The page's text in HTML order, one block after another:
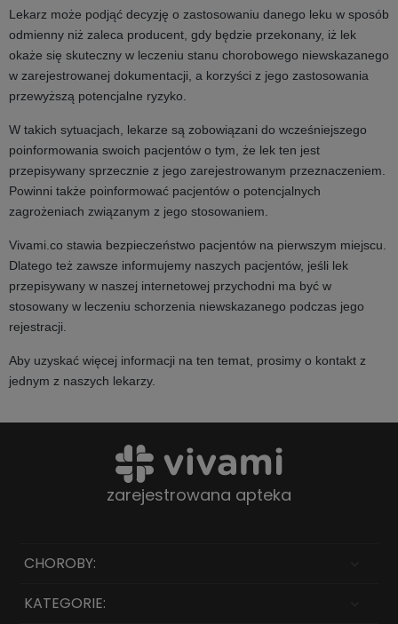
Lekarz może podjąć decyzję o zastosowaniu danego leku w sposób
odmienny niż zaleca producent, gdy będzie przekonany, iż lek
okaże się skuteczny w leczeniu stanu chorobowego niewskazanego
w zarejestrowanej dokumentacji, a korzyści z jego zastosowania
przewyższą potencjalne ryzyko.
W takich sytuacjach, lekarze są zobowiązani do wcześniejszego
poinformowania swoich pacjentów o tym, że lek ten jest
przepisywany sprzecznie z jego zarejestrowanym przeznaczeniem.
Powinni także poinformować pacjentów o potencjalnych
zagrożeniach związanym z jego stosowaniem.
Vivami.co stawia bezpieczeństwo pacjentów na pierwszym miejscu.
Dlatego też zawsze informujemy naszych pacjentów, jeśli lek
przepisywany w naszej internetowej przychodni ma być w
stosowany w leczeniu schorzenia niewskazanego podczas jego
rejestracji.
Aby uzyskać więcej informacji na ten temat, prosimy o kontakt z
jednym z naszych lekarzy.
zarejestrowana apteka
CHOROBY:
KATEGORIE: